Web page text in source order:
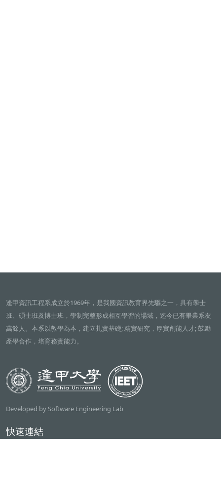
逢甲資訊工程系成立於1969年，是我國資訊教育界先驅之一，具有學士
班、碩士班及博士班，學制完整形成相互學習的場域，迄今已有畢業系友
萬餘人。本系以教學為本，建立扎實基礎; 精實研究，厚實創能人才; 鼓勵
產學合作，培育務實能力。
Developed by Software Engineering Lab
快速連結